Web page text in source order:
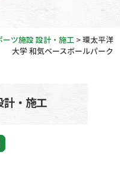
ーツ施設 設計・施工 >環太平洋
大学 和気ベースボールパーク
計・施工